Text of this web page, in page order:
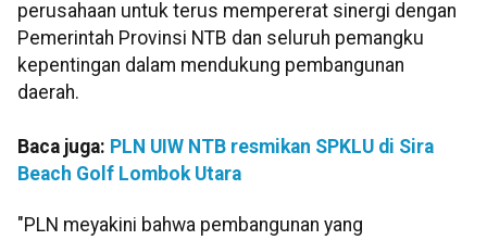
perusahaan untuk terus mempererat sinergi dengan
Pemerintah Provinsi NTB dan seluruh pemangku
kepentingan dalam mendukung pembangunan
daerah.
Baca juga: PLN UIW NTB resmikan SPKLU di Sira
Beach Golf Lombok Utara
"PLN meyakini bahwa pembangunan yang